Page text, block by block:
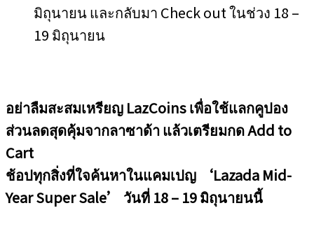
มิถุนายน และกลับมา Check out ในช่วง 18 –
19 มิถุนายน
อย่าลืมสะสมเหรียญ LazCoinsเพื่อใช้แลกคูปอง
ส่วนลดสุดคุ้มจากลาซาด้า แล้วเตรียมกดAdd to
Cart
ช้อปทุกสิ่งที่ใจค้นหาในแคมเปญ
‘Lazada Mid-
Year Super Sale’ วันที่ 18 – 19มิถุนายนนี้